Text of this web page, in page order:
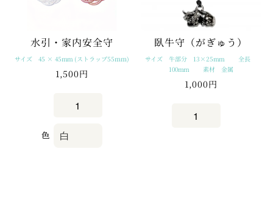
水引・家内安全守
サイズ 45 × 45mm (ストラップ55ｍｍ)
1,500円
色
臥牛守（がぎゅう）
サイズ 牛部分 13×25mm 全長
100mm 素材 金属
1,000円